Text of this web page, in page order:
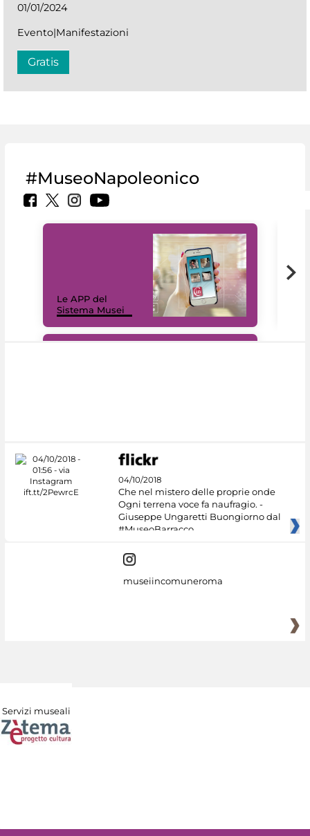
01/01/2024
Evento|Manifestazioni
Gratis
#MuseoNapoleonico
Le APP del
Sistema Musei
04/10/2018
Che nel mistero delle proprie onde
Ogni terrena voce fa naufragio. -
Giuseppe Ungaretti Buongiorno dal
#MuseoBarracco
museiincomuneroma
Servizi museali